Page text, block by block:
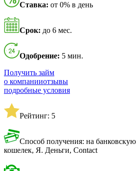
Ставка: от 0% в день
Срок: до 6 мес.
Одобрение: 5 мин.
Получить займ
о компанииотзывы
подробные условия
Рейтинг: 5
Способ получения: на банковскую
кошелек, Я. Деньги, Contact